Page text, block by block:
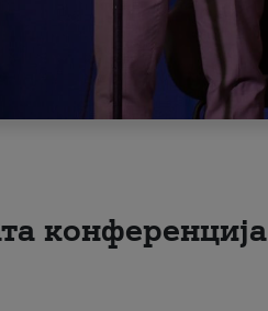
конференција